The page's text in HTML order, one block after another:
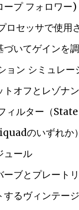
ープ フォロワー)
ロセッサで使用
づいてゲインを
ョン シミュレー
トオフとレゾナ
ィルター（
のいずれか
ュール
ーブとプレート
するヴィンテー